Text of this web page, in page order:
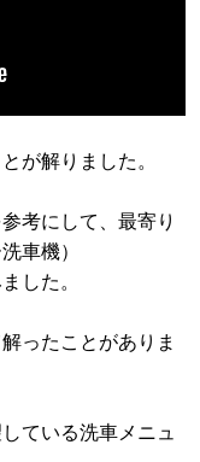
が解りました。
考にして、最寄り
車機）
した。
ったことがありま
ている洗車メニュ